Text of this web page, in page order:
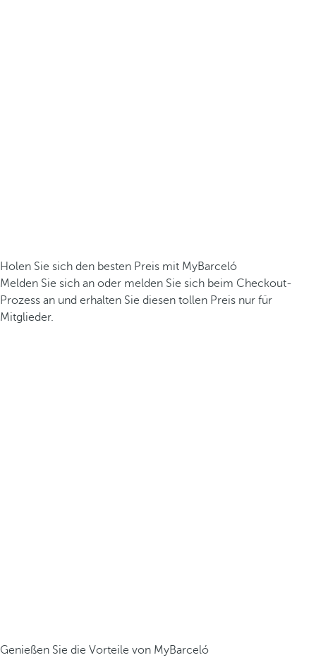
Holen Sie sich den besten Preis mit MyBarceló
Melden Sie sich an oder melden Sie sich beim Checkout-
Prozess an und erhalten Sie diesen tollen Preis nur für
Mitglieder.
Genießen Sie die Vorteile von MyBarceló